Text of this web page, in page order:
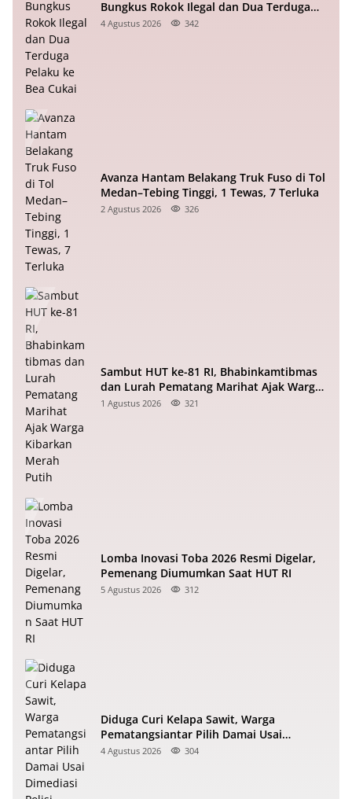
Bungkus Rokok Ilegal dan Dua Terduga
Pelaku ke Bea Cukai
4 Agustus 2026 342
Avanza Hantam Belakang Truk Fuso di Tol
Medan–Tebing Tinggi, 1 Tewas, 7 Terluka
2 Agustus 2026 326
Sambut HUT ke-81 RI, Bhabinkamtibmas
dan Lurah Pematang Marihat Ajak Warga
Kibarkan Merah Putih
1 Agustus 2026 321
Lomba Inovasi Toba 2026 Resmi Digelar,
Pemenang Diumumkan Saat HUT RI
5 Agustus 2026 312
Diduga Curi Kelapa Sawit, Warga
Pematangsiantar Pilih Damai Usai
Dimediasi Polisi
4 Agustus 2026 304